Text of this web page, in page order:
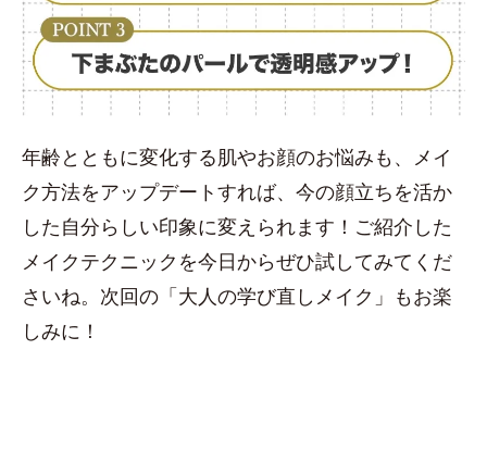
年齢とともに変化する肌やお顔のお悩みも、メイ
ク方法をアップデートすれば、今の顔立ちを活か
した自分らしい印象に変えられます！ご紹介した
メイクテクニックを今日からぜひ試してみてくだ
さいね。次回の「大人の学び直しメイク」もお楽
しみに！